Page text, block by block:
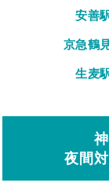
安善
京急鶴
生麦
夜間